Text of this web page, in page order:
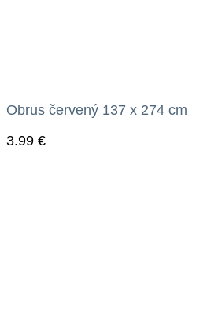
Obrus červený 137 x 274 cm
3.99 €